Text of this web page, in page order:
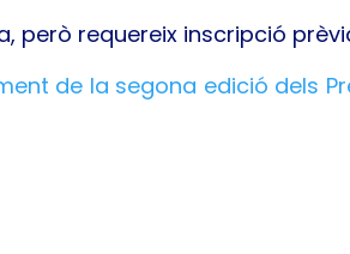
però requereix inscripció
de la segona edició dels